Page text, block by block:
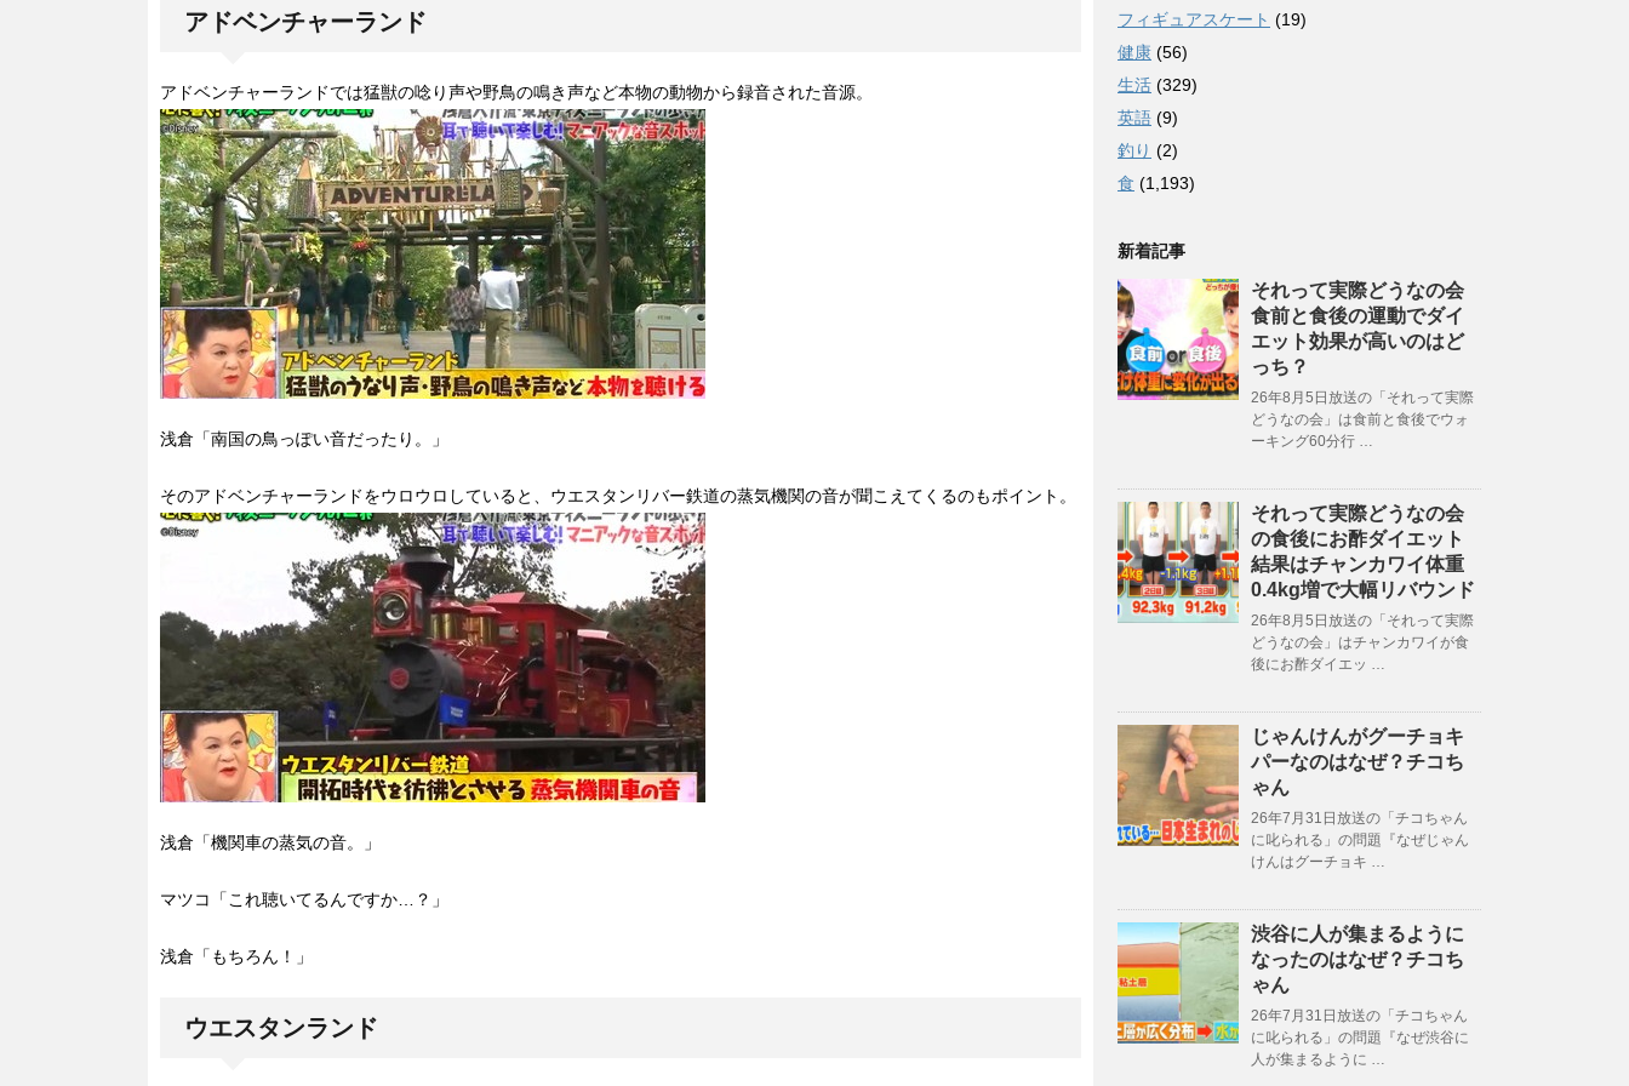
アドベンチャーランド
アドベンチャーランドでは猛獣の唸り声や野鳥の鳴き声など本物の動物から録音された音源。
浅倉「南国の鳥っぽい音だったり。」
そのアドベンチャーランドをウロウロしていると、ウエスタンリバー鉄道の蒸気機関の音が聞こえてくるのもポイント。
浅倉「機関車の蒸気の音。」
マツコ「これ聴いてるんですか…？」
浅倉「もちろん！」
ウエスタンランド
フィギュアスケート (19)
健康 (56)
生活 (329)
英語 (9)
釣り (2)
食 (1,193)
新着記事
それって実際どうなの会
食前と食後の運動でダイ
エット効果が高いのはど
っち？
26年8月5日放送の「それって実際
どうなの会」は食前と食後でウォ
ーキング60分行 …
それって実際どうなの会
の食後にお酢ダイエット
結果はチャンカワイ体重
0.4kg増で大幅リバウンド
26年8月5日放送の「それって実際
どうなの会」はチャンカワイが食
後にお酢ダイエッ …
じゃんけんがグーチョキ
パーなのはなぜ？チコち
ゃん
26年7月31日放送の「チコちゃん
に叱られる」の問題『なぜじゃん
けんはグーチョキ …
渋谷に人が集まるように
なったのはなぜ？チコち
ゃん
26年7月31日放送の「チコちゃん
に叱られる」の問題『なぜ渋谷に
人が集まるように …